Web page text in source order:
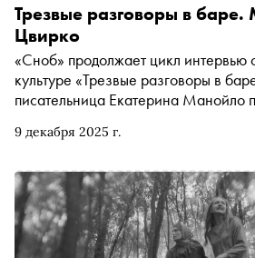
9 декабря 2025 г.
Трезвые разговоры в
Цвирко
«Сноб» продолжает цикл интервью о современной
культуре «Трезвые разговоры в
писательница Екатерина Манойло
рассказал о стереотипах вокруг
проблемах новой этики